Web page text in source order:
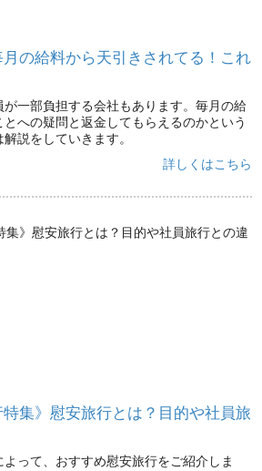
の給料から天引きされてる！これ
一部負担する会社もあります。毎月の給
への疑問と返金してもらえるのかという
説をしていきます。
詳しくはこちら
特集》慰安旅行とは？目的や社員旅
って、おすすめ慰安旅行をご紹介しま